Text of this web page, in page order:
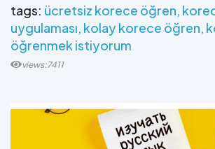
tags: ücretsiz korece öğren
uygulaması kolay korece öğren
öğrenmek istiyorum
views:7411